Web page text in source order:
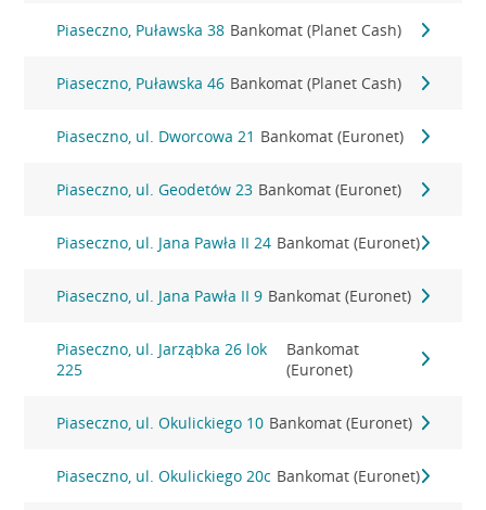
Piaseczno, Puławska 38 Bankomat (Planet Cash)
Piaseczno, Puławska 46 Bankomat (Planet Cash)
Piaseczno, ul. Dworcowa 21 Bankomat (Euronet)
Piaseczno, ul. Geodetów 23 Bankomat (Euronet)
Piaseczno, ul. Jana Pawła II 24 Bankomat (Euronet)
Piaseczno, ul. Jana Pawła II 9 Bankomat (Euronet)
Piaseczno, ul. Jarząbka 26 lok
225
Bankomat
(Euronet)
Piaseczno, ul. Okulickiego 10 Bankomat (Euronet)
Piaseczno, ul. Okulickiego 20c Bankomat (Euronet)